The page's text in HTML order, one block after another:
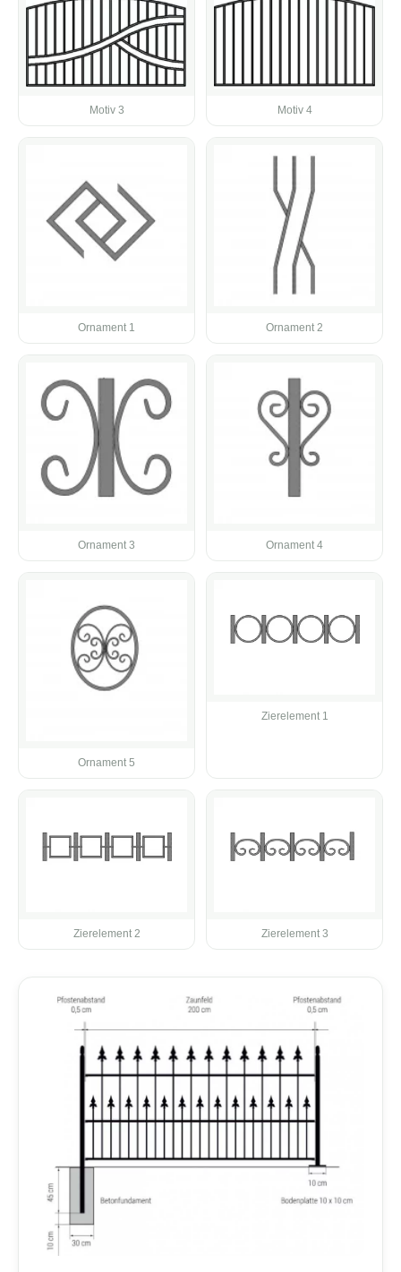
Motiv 3 Motiv 4
Ornament 1 Ornament 2
Ornament 3 Ornament 4
Ornament 5
Zierelement 1
Zierelement 2 Zierelement 3